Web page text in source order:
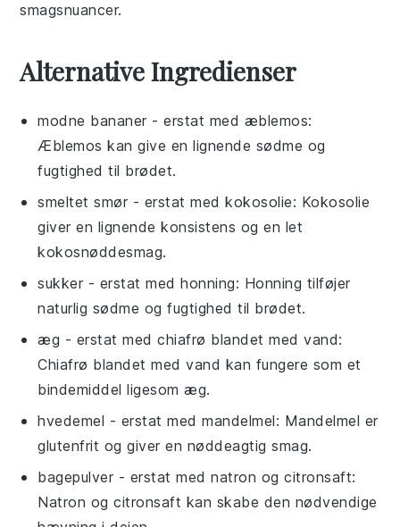
smagsnuancer.
Alternative Ingredienser
modne bananer - erstat med æblemos:
Æblemos kan give en lignende sødme og
fugtighed til brødet.
smeltet smør - erstat medkokosolie: Kokosolie
giver en lignende konsistens og en let
kokosnøddesmag.
sukker - erstat medhonning: Honning tilføjer
naturlig sødme og fugtighed til brødet.
æg - erstat medchiafrø blandet med vand:
Chiafrø blandet med vand kan fungere som et
bindemiddel ligesom æg.
hvedemel - erstat medmandelmel: Mandelmel er
glutenfrit og giver en nøddeagtig smag.
bagepulver - erstat mednatron og citronsaft:
Natron og citronsaft kan skabe den nødvendige